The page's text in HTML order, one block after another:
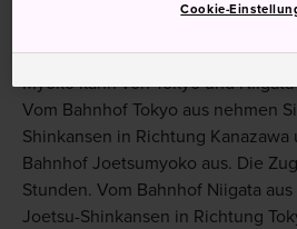
Sie können Myoko von Tokyo und
Myoko kann von Tokyo und
Vom Bahnhof Tokyo aus nehmen
Shinkansen in Richtung Kanazawa
Bahnhof Joetsumyoko aus. Die
Stunden. Vom Bahnhof Niigata
Joetsu-Shinkansen in Richtung
Cookie-